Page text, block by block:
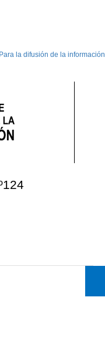
la difusión de la